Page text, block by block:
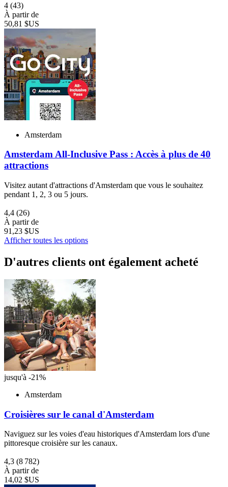
4 (43)
À partir de
50,81 $US
Amsterdam
Amsterdam All-Inclusive Pass : Accès à plus de 40
attractions
Visitez autant d'attractions d'Amsterdam que vous le souhaitez
pendant 1, 2, 3 ou 5 jours.
4,4 (26)
À partir de
91,23 $US
Afficher toutes les options
D'autres clients ont également acheté
jusqu'à -21%
Amsterdam
Croisières sur le canal d'Amsterdam
Naviguez sur les voies d'eau historiques d'Amsterdam lors d'une
pittoresque croisière sur les canaux.
4,3 (8 782)
À partir de
14,02 $US